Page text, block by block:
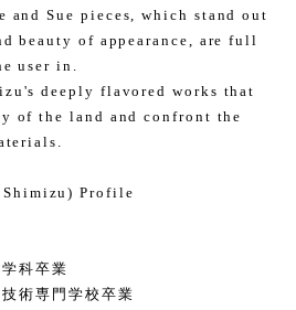
and Sue pieces, which stand out
beauty of appearance, are full
user in.
deeply flavored works that
of the land and confront the
Shimizu) Profile
科卒業
術専門学校卒業